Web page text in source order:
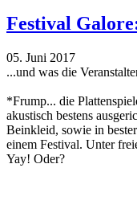
Festival
05. Juni 2017
...und was die
*Frump... die
akustisch bestens
Beinkleid, sowie in
einem Festival. Unter
Yay! Oder?